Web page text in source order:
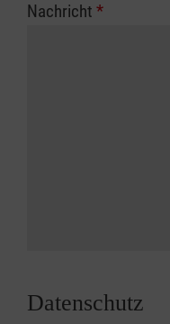
Nachricht *
Datenschutz